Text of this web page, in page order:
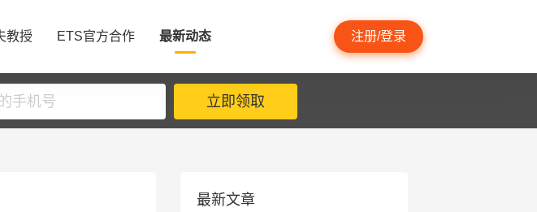
教授 ETS官方合作 最新动态 注册/登录
立即领取
最新文章